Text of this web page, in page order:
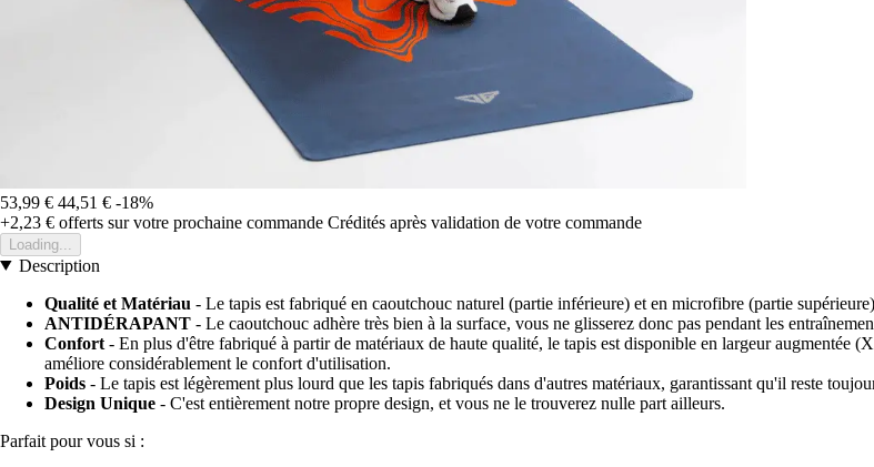
53,99 € 44,51 € -18%
+2,23 € offerts sur votre prochaine commande Crédités après validation de votre commande
Loading...
Description
Qualité et Matériau - Le tapis est fabriqué en caoutchouc naturel (partie inférieure) et en microfibre (partie
ANTIDÉRAPANT - Le caoutchouc adhère très bien à la surface, vous ne glisserez donc pas pendant les
Confort - En plus d'être fabriqué à partir de matériaux de haute qualité, le tapis est disponible en largeur augmentée
améliore considérablement le confort d'utilisation.
Poids - Le tapis est légèrement plus lourd que les tapis fabriqués dans d'autres matériaux, garantissant qu'il reste
Design Unique - C'est entièrement notre propre design, et vous ne le trouverez nulle part ailleurs.
Parfait pour vous si :